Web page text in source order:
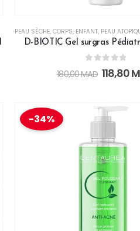
PEAU SÈCHE, CORPS, ENFANT, PEAU
D-BIOTIC Gel surgras
out of 5
180,00MAD 118,80
-34%